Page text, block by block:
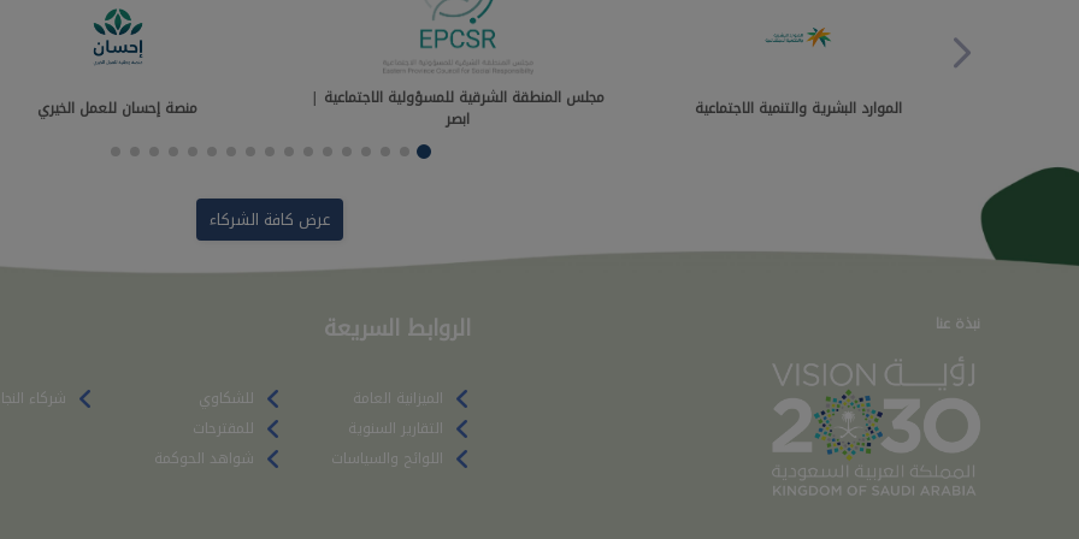
الموارد البشرية والتنمية الاجتماعية
مجلس المنطقة الشرقية للمسؤولية الاجتماعية |
ابصر
منصة إحسان للعمل الخيري
عرض كافة الشركاء
نبذة عنا الروابط السريعة
الميزانية العامة
التقارير السنوية
اللوائح والسياسات
للشكاوي
للمقترحات
شواهد الحوكمة
شركاء